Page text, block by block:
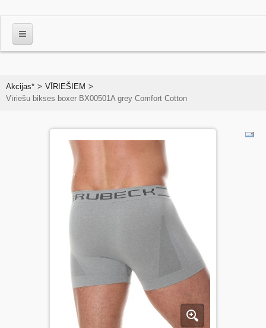
SIEVIETES
Akcijas* > VĪRIEŠIEM >
Vīriešu bikses boxer BX00501A grey Comfort Cotton